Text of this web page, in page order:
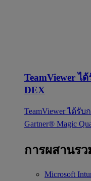
TeamViewer ไ
DEX
TeamViewer ได้รั
Gartner® Magic
การผสานร
Microsoft